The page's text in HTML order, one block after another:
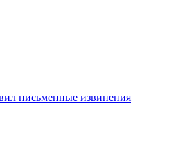
письменные извинения